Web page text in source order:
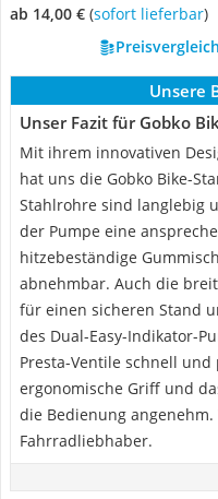
ab 14,00 € ( Sofort lieferbar)
Unsere
Unser Fazit für Gobko
Mit ihrem innovativen
hat uns die Gobko Bike-
Stahlrohre sind langlebig
der Pumpe eine
hitzebeständige
abnehmbar. Auch die
für einen sicheren Stand
des Dual-Easy-Indikator-
Presta-Ventile schnell
ergonomische Griff und
die Bedienung
Fahrradliebhaber.